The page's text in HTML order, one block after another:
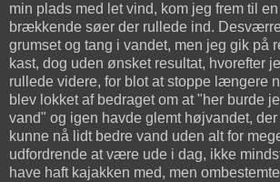
min plads med let vind, kom jeg frem til
brækkende søer der rullede ind.
grumset og tang i vandet, men jeg gik på
kast, dog uden ønsket resultat, hvorefter
rullede videre, for blot at stoppe længere
blev lokket af bedraget om at "her burde
vand" og igen havde glemt højvandet,
kunne nå lidt bedre vand uden alt for
udfordrende at være ude i dag, ikke
have haft kajakken med, men